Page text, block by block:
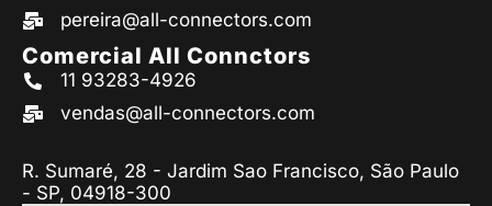
pereira@all-connectors.com
Comercial All Connctors
11 93283-4926
vendas@all-connectors.com
R. Sumaré, 28 - Jardim Sao Francisco, São Paulo
- SP, 04918-300